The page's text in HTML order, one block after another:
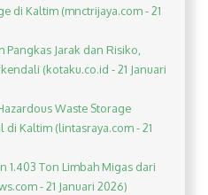
di Kaltim (mnctrijaya.com - 21
Pangkas Jarak dan Risiko,
(kotaku.co.id - 21 Januari
Waste Storage
Kaltim (lintasraya.com - 21
1.403 Ton Limbah Migas dari
- 21 Januari 2026)